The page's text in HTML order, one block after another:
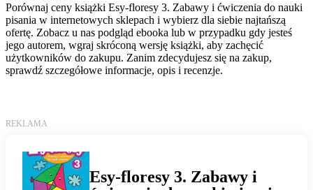
Porównaj ceny książki Esy-floresy 3. Zabawy i ćwiczenia do nauki
pisania w internetowych sklepach i wybierz dla siebie najtańszą
ofertę. Zobacz u nas podgląd ebooka lub w przypadku gdy jesteś
jego autorem, wgraj skróconą wersję książki, aby zachęcić
użytkowników do zakupu. Zanim zdecydujesz się na zakup,
sprawdź szczegółowe informacje, opis i recenzje.